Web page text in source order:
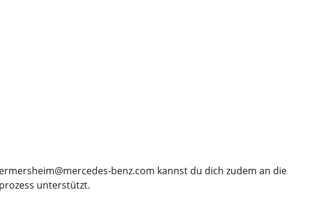
benz.com kannst du dich zudem an die
unterstützt.